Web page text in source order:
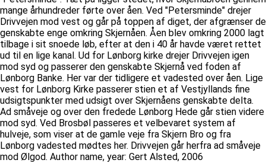
mange århundreder førte over åen. Ved "Petersminde" drejer
Drivvejen mod vest og går på toppen af diget, der afgrænser de
genskabte enge omkring Skjernåen. Åen blev omkring 2000 lagt
tilbage i sit snoede løb, efter at den i 40 år havde været rettet
ud til en lige kanal. Ud for Lønborg kirke drejer Drivvejen igen
mod syd og passerer den genskabte Skjernå ved foden af
Lønborg Banke. Her var der tidligere et vadested over åen. Lige
vest for Lønborg Kirke passerer stien et af Vestjyllands fine
udsigtspunkter med udsigt over Skjernåens genskabte delta.
Ad småveje og over den fredede Lønborg Hede går stien videre
mod syd. Ved Brosbøl passeres et velbevaret system af
hulveje, som viser at de gamle veje fra Skjern Bro og fra
Lønborg vadested mødtes her. Drivvejen går herfra ad småveje
mod Ølgod. Author name, year: Gert Alsted, 2006